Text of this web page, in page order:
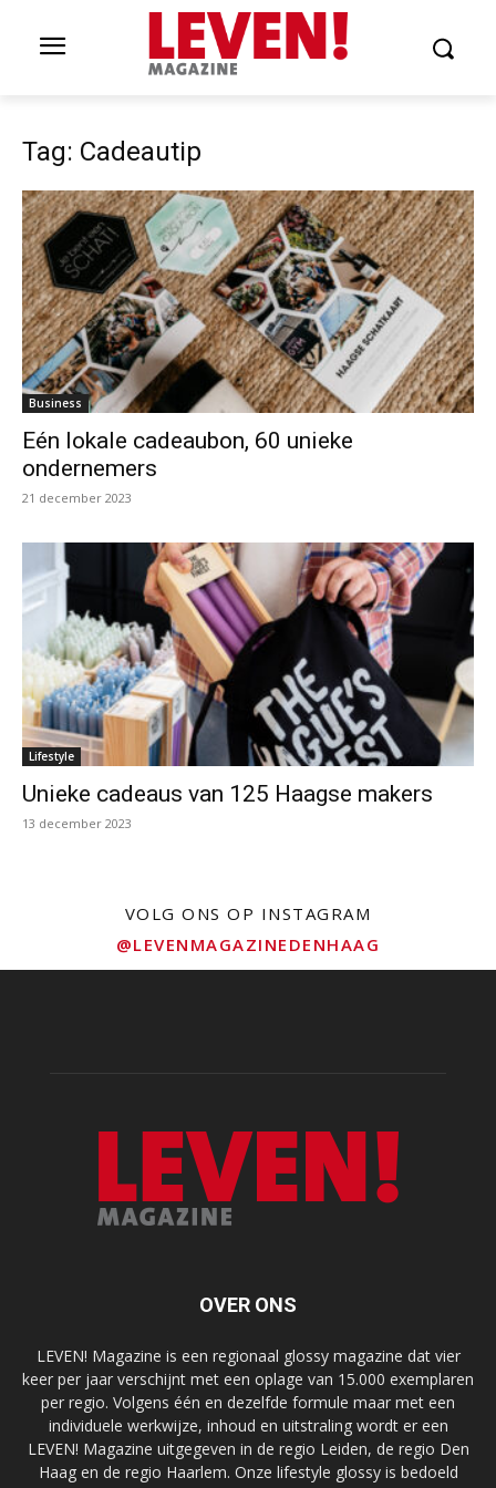
Tag: Cadeautip
Business
Eén lokale cadeaubon, 60 unieke
ondernemers
21 december 2023
Lifestyle
Unieke cadeaus van 125 Haagse makers
13 december 2023
VOLG ONS OP INSTAGRAM
@LEVENMAGAZINEDENHAAG
OVER ONS
LEVEN! Magazine is een regionaal glossy magazine dat vier
keer per jaar verschijnt met een oplage van 15.000 exemplaren
per regio. Volgens één en dezelfde formule maar met een
individuele werkwijze, inhoud en uitstraling wordt er een
LEVEN! Magazine uitgegeven in de regio Leiden, de regio Den
Haag en de regio Haarlem. Onze lifestyle glossy is bedoeld